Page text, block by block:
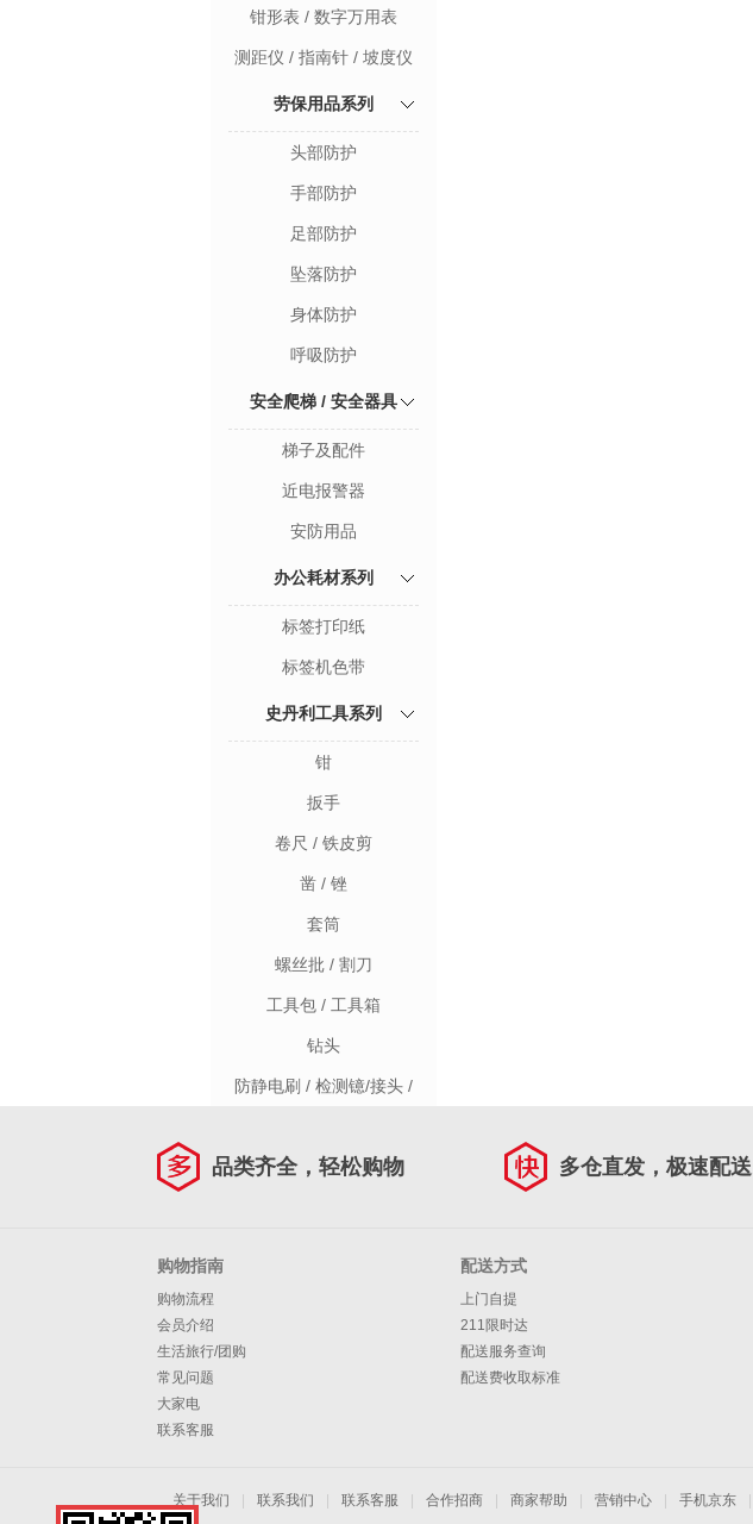
钳形表 / 数字万用表
测距仪 / 指南针 / 坡度仪
劳保用品系列
头部防护
手部防护
足部防护
坠落防护
身体防护
呼吸防护
安全爬梯 / 安全器具
梯子及配件
近电报警器
安防用品
办公耗材系列
标签打印纸
标签机色带
史丹利工具系列
钳
扳手
卷尺 / 铁皮剪
凿 / 锉
套筒
螺丝批 / 割刀
工具包 / 工具箱
钻头
防静电刷 / 检测镱/接头 /
品类齐全，轻松购物 多仓直发，极速配送
购物指南
购物流程
会员介绍
生活旅行/团购
常见问题
大家电
联系客服
配送方式
上门自提
211限时达
配送服务查询
配送费收取标准
关于我们 联系我们 联系客服 合作招商 商家帮助 营销中心 手机京东